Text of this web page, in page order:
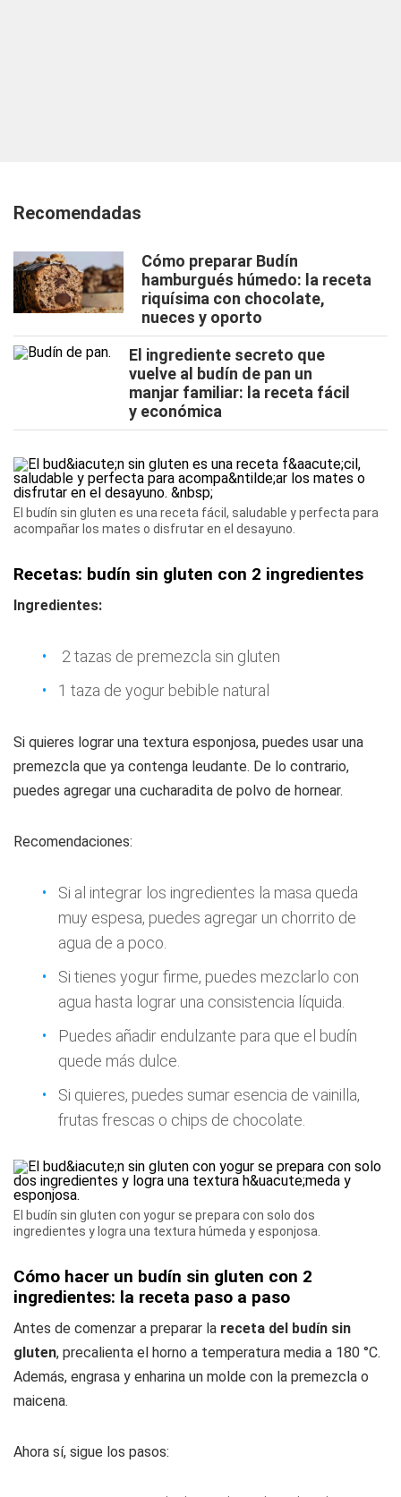
Recomendadas
Cómo preparar Budín
hamburgués húmedo: la receta
riquísima con chocolate,
nueces y oporto
El ingrediente secreto que
vuelve al budín de pan un
manjar familiar: la receta fácil
y económica
El budín sin gluten es una receta fácil, saludable y perfecta para
acompañar los mates o disfrutar en el desayuno.
Recetas: budín sin gluten con 2 ingredientes
Ingredientes:
2 tazas de premezcla sin gluten
1 taza de yogur bebible natural
Si quieres lograr una textura esponjosa, puedes usar una
premezcla que ya contenga leudante. De lo contrario,
puedes agregar una cucharadita de polvo de hornear.
Recomendaciones:
Si al integrar los ingredientes la masa queda
muy espesa, puedes agregar un chorrito de
agua de a poco.
Si tienes yogur firme, puedes mezclarlo con
agua hasta lograr una consistencia líquida.
Puedes añadir endulzante para que el budín
quede más dulce.
Si quieres, puedes sumar esencia de vainilla,
frutas frescas o chips de chocolate.
El budín sin gluten con yogur se prepara con solo dos
ingredientes y logra una textura húmeda y esponjosa.
Cómo hacer un budín sin gluten con 2
ingredientes: la receta paso a paso
Antes de comenzar a preparar la receta del budín sin
gluten, precalienta el horno a temperatura media a 180 °C.
Además, engrasa y enharina un molde con la premezcla o
maicena.
Ahora sí, sigue los pasos: